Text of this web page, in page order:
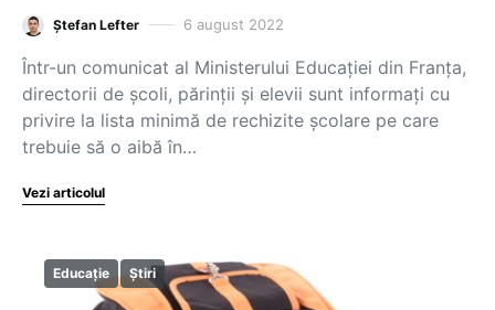
Ștefan Lefter 6 august 2022
Într-un comunicat al Ministerului Educației din Franța,
directorii de școli, părinții și elevii sunt informați cu
privire la lista minimă de rechizite școlare pe care
trebuie să o aibă în…
Vezi articolul
Educație Știri